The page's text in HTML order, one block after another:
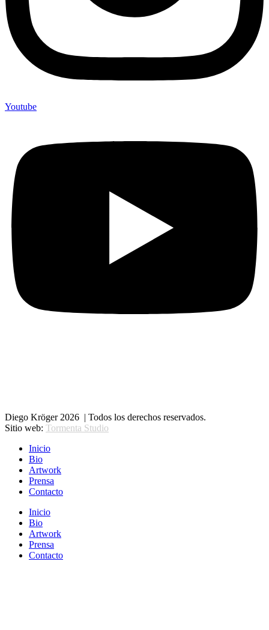
Youtube
Diego Kröger 2026 | Todos los derechos reservados.
Sitio web: Tormenta Studio
Inicio
Bio
Artwork
Prensa
Contacto
Inicio
Bio
Artwork
Prensa
Contacto